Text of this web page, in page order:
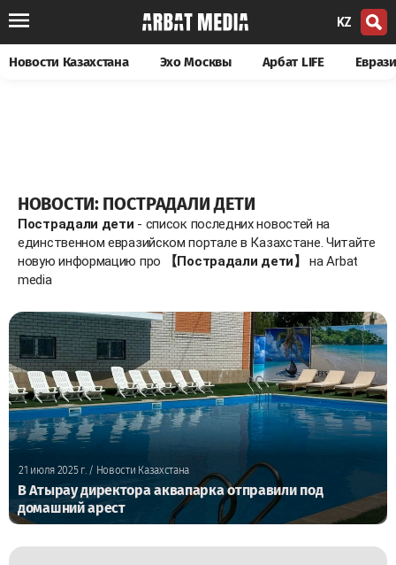
KZ
Новости Казахстана Эхо Москвы Арбат LIFE
НОВОСТИ: ПОСТРАДАЛИ ДЕТИ
Пострадали дети - список последних новостей на
единственном евразийском портале в Казахстане. Читайте
новую информацию про
【Пострадали дети】
на Arbat
media
21 июля 2025 г./ Новости Казахстана
В Атырау директора аквапарка отправили под
домашний арест